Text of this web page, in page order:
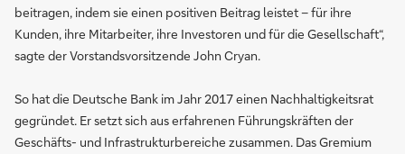
beitragen, indem sie einen positiven Beitrag leistet – für ihre
Kunden, ihre Mitarbeiter, ihre Investoren und für die Gesellschaft“,
sagte der Vorstandsvorsitzende John Cryan.
So hat die Deutsche Bank im Jahr 2017 einen Nachhaltigkeitsrat
gegründet. Er setzt sich aus erfahrenen Führungskräften der
Geschäfts- und Infrastrukturbereiche zusammen. Das Gremium